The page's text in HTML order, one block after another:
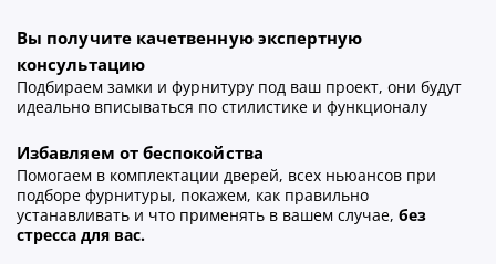
Вы получите качетвенную экспертную
консультацию
Подбираем замки и фурнитуру под ваш проект, они будут
идеально вписываться по стилистике и функционалу
Избавляем от беспокойства
Помогаем в комплектации дверей, всех ньюансов при
подборе фурнитуры, покажем, как правильно
устанавливать и что применять в вашем случае, без
стресса для вас.